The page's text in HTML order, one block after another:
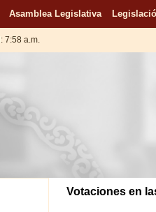
Asamblea Legislativa
7:58 a.m.
Votaciones en